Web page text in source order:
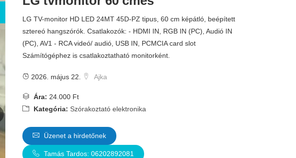
LG TV-monitor HD LED 24MT 45D-PZ tipus, 60 cm képátló, beépített
sztereó hangszórók. Csatlakozók: - HDMI IN, RGB IN (PC), Audió IN
(PC), AV1 - RCA videó/ audió, USB IN, PCMCIA card slot
Számítógéphez is csatlakoztatható monitorként.
2026. május 22. Ajka
Ára: 24.000 Ft
Kategória: Szórakoztató elektronika
Üzenet a hirdetőnek
Tamás Tardos: 06202892081